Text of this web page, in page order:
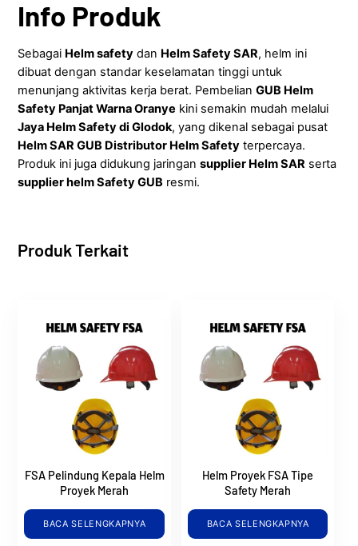
Info Produk
Sebagai Helm safety dan Helm Safety SAR, helm ini
dibuat dengan standar keselamatan tinggi untuk
menunjang aktivitas kerja berat. PembelianGUB Helm
Safety Panjat Warna Oranye kini semakin mudah melalui
Jaya Helm Safety di Glodok, yang dikenal sebagai pusat
Helm SAR GUB Distributor Helm Safety terpercaya.
Produk ini juga didukung jaringansupplier Helm SAR serta
supplier helm Safety GUB resmi.
Produk Terkait
FSA Pelindung Kepala Helm
Proyek Merah
BACA SELENGKAPNYA
Helm Proyek FSA Tipe
Safety Merah
BACA SELENGKAPNYA